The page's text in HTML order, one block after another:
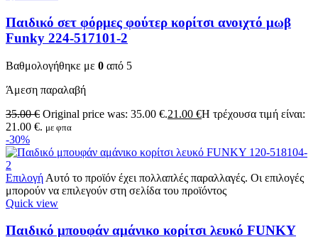
Παιδικό σετ φόρμες φούτερ κορίτσι ανοιχτό μωβ
Funky 224-517101-2
Βαθμολογήθηκε με 0 από 5
Άμεση παραλαβή
35.00€ Original price was: 35.00 €.21.00 €Η τρέχουσα τιμή είναι:
21.00 €. με φπα
-30%
Επιλογή Αυτό το προϊόν έχει πολλαπλές παραλλαγές. Οι επιλογές
μπορούν να επιλεγούν στη σελίδα του προϊόντος
Quick view
Παιδικό μπουφάν αμάνικο κορίτσι λευκό FUNKY